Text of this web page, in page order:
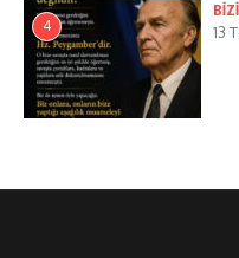
4 13